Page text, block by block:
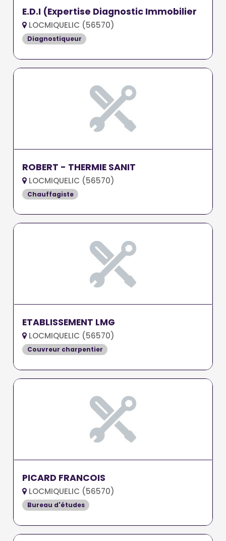
E.D.I (Expertise Diagnostic Immobilier
LOCMIQUELIC (56570)
Diagnostiqueur
ROBERT - THERMIE SANIT
LOCMIQUELIC (56570)
Chauffagiste
ETABLISSEMENT LMG
LOCMIQUELIC (56570)
Couvreur charpentier
PICARD FRANCOIS
LOCMIQUELIC (56570)
Bureau d'études